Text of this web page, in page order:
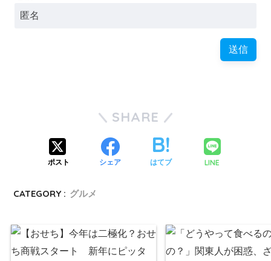
SHARE
ポスト シェア はてブ LINE
CATEGORY : グルメ